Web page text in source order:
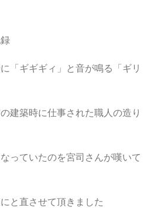
「ギギギィ」と音が鳴る「ギリ
建築時に仕事された職人の造り
っていたのを宮司さんが嘆いて
と直させて頂きました